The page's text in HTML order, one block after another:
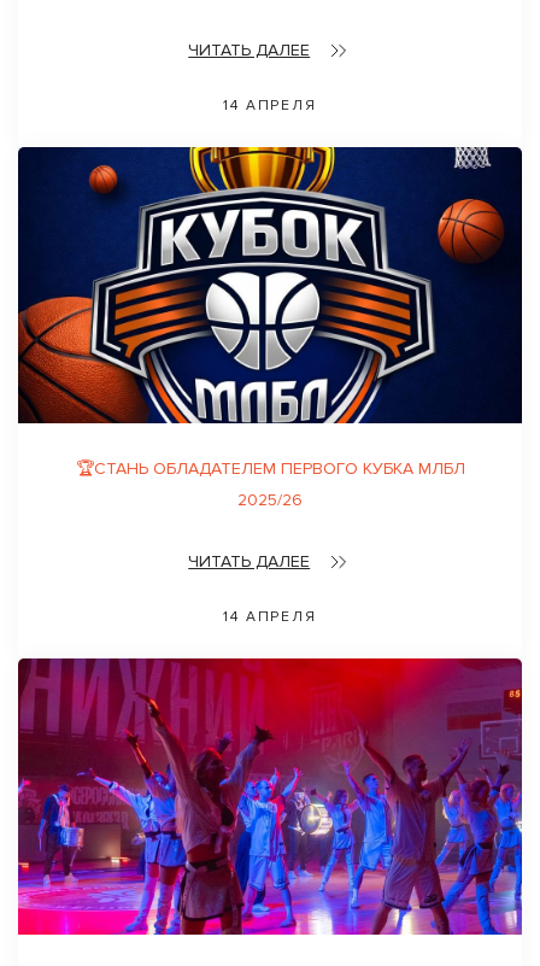
ЧИТАТЬ ДАЛЕЕ
14 АПРЕЛЯ
🏆СТАНЬ ОБЛАДАТЕЛЕМ ПЕРВОГО КУБКА МЛБЛ
2025/26
ЧИТАТЬ ДАЛЕЕ
14 АПРЕЛЯ